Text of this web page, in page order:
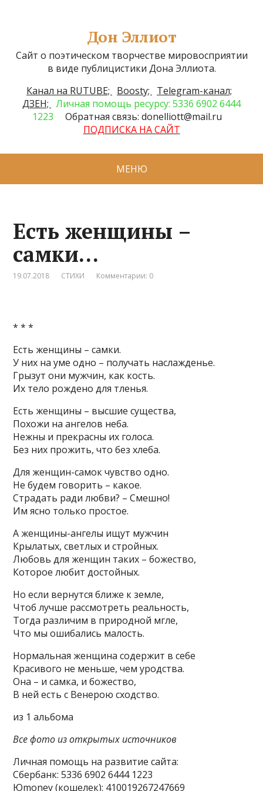
Дон Эллиот
Сайт о поэтическом творчестве мировосприятии
в виде публицистики Дона Эллиота.
Канал на RUTUBE;
Boosty;
Telegram-канал;
ДЗЕН; Личная помощь ресурсу: 5336 6902 6444
1223
Обратная связь: donelliott@mail.ru
ПОДПИСКА НА САЙТ
МЕНЮ
Есть женщины –
самки…
19.07.2018 СТИХИ Комментарии: 0
* * *
Есть женщины – самки.
У них на уме одно – получать наслажденье.
Грызут они мужчин, как кость.
Их тело рождено для тленья.
Есть женщины – высшие существа,
Похожи на ангелов неба.
Нежны и прекрасны их голоса.
Без них прожить, что без хлеба.
Для женщин-самок чувство одно.
Не будем говорить – какое.
Страдать ради любви? – Смешно!
Им ясно только простое.
А женщины-ангелы ищут мужчин
Крылатых, светлых и стройных.
Любовь для женщин таких – божество,
Которое любит достойных.
Но если вернутся ближе к земле,
Чтоб лучше рассмотреть реальность,
Тогда различим в природной мгле,
Что мы ошибались малость.
Нормальная женщина содержит в себе
Красивого не меньше, чем уродства.
Она – и самка, и божество,
В ней есть с Венерою сходство.
из 1 альбома
Все фото из открытых источников
Личная помощь на развитие сайта:
Сбербанк: 5336 6902 6444 1223
Юmoney (кошелек): 410019267247669